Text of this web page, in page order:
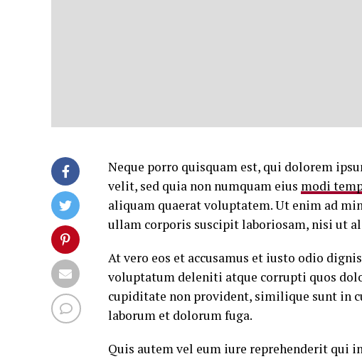
Neque porro quisquam est, qui dolorem
velit, sed quia non numquam eius modi
aliquam quaerat voluptatem. Ut enim ad
ullam corporis suscipit laboriosam, nisi ut
At vero eos et accusamus et iusto odio
voluptatum deleniti atque corrupti quos
cupiditate non provident, similique sunt in
laborum et dolorum fuga.
Quis autem vel eum iure reprehenderit qui